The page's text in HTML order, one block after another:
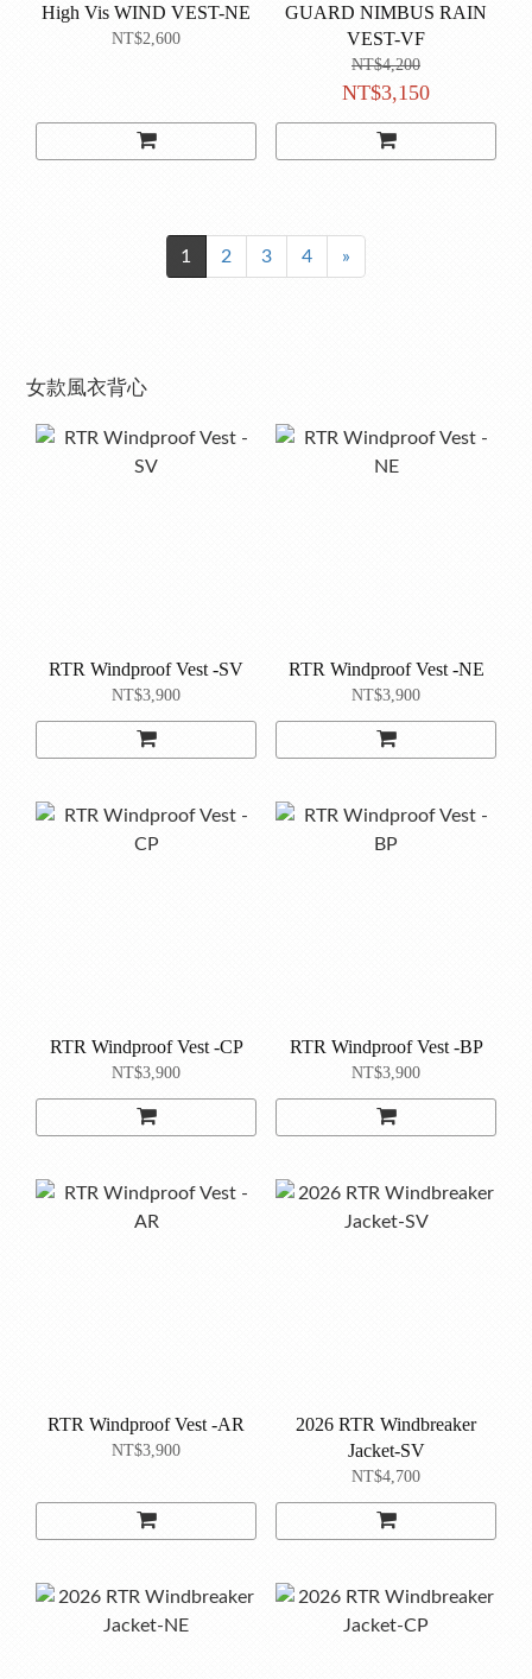
High Vis WIND VEST-NE
NT$2,600
GUARD NIMBUS RAIN
VEST-VF
NT$4,200
NT$3,150
1 2 3 4 »
女款風衣背心
RTR Windproof Vest -SV
NT$3,900
RTR Windproof Vest -NE
NT$3,900
RTR Windproof Vest -CP
NT$3,900
RTR Windproof Vest -BP
NT$3,900
RTR Windproof Vest -AR
NT$3,900
2026 RTR Windbreaker
Jacket-SV
NT$4,700